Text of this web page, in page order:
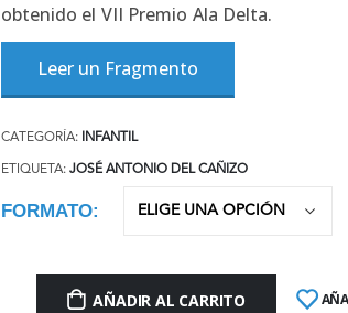
obtenido el VII Premio Ala Delta.
Leer un Fragmento
CATEGORÍA: INFANTIL
ETIQUETA: JOSÉ ANTONIO DEL CAÑIZO
FORMATO
AÑADIR AL CARRITO